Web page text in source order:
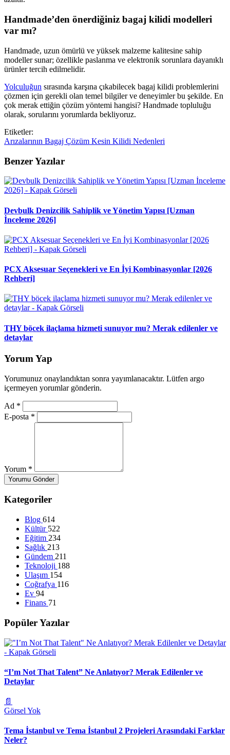
Handmade’den önerdiğiniz bagaj kilidi modelleri
var mı?
Handmade, uzun ömürlü ve yüksek malzeme kalitesine sahip
modeller sunar; özellikle paslanma ve elektronik sorunlara dayanıklı
ürünler tercih edilmelidir.
Yolculuğun sırasında karşına çıkabilecek bagaj kilidi problemlerini
çözmen için gerekli olan temel bilgiler ve deneyimler bu şekilde. En
çok merak ettiğin çözüm yöntemi hangisi? Handmade topluluğu
olarak, sorularını yorumlarda bekliyoruz.
Etiketler:
Arızalarının Bagaj Çözüm Kesin Kilidi Nedenleri
Benzer Yazılar
Devbulk Denizcilik Sahiplik ve Yönetim Yapısı [Uzman
İnceleme 2026]
PCX Aksesuar Seçenekleri ve En İyi Kombinasyonlar [2026
Rehberi]
THY böcek ilaçlama hizmeti sunuyor mu? Merak edilenler ve
detaylar
Yorum Yap
Yorumunuz onaylandıktan sonra yayımlanacaktır. Lütfen argo
içermeyen yorumlar gönderin.
Ad *
E-posta *
Yorum *
Yorumu Gönder
Kategoriler
Blog 614
Kültür 522
Eğitim 234
Sağlık 213
Gündem 211
Teknoloji 188
Ulaşım 154
Coğrafya 116
Ev 94
Finans 71
Popüler Yazılar
“I’m Not That Talent” Ne Anlatıyor? Merak Edilenler ve
Detaylar
📄
Görsel Yok
Tema İstanbul ve Tema İstanbul 2 Projeleri Arasındaki Farklar
Neler?